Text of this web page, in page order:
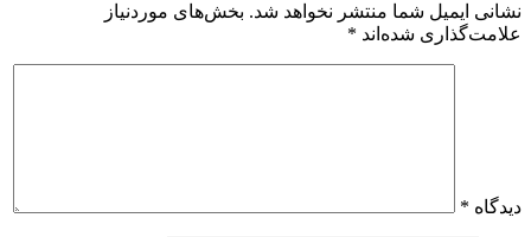
نشانی ایمیل شما منتشر نخواهد شد. بخش‌های موردنیاز
علامت‌گذاری شده‌اند *
دیدگاه *